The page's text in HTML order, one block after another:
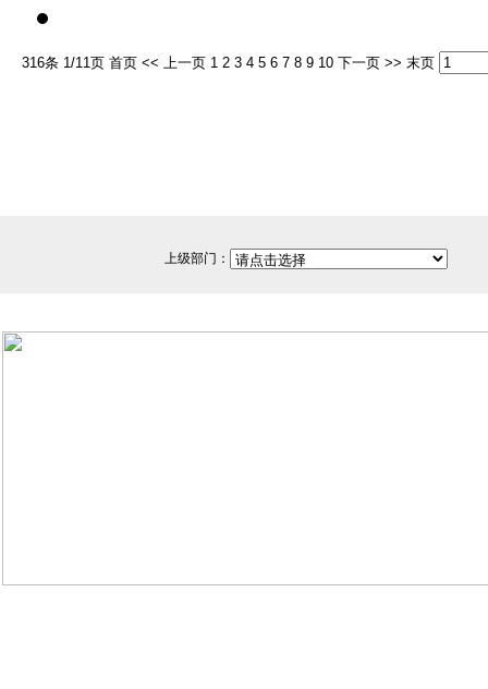
316条 1/11页 首页 << 上一页 1 2 3 4 5 6 7 8 9 10 下一页 >> 末页
上级部门：